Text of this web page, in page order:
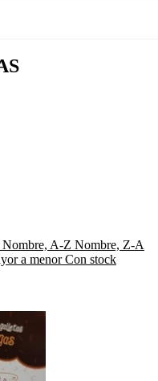
Nombre, A-Z Nombre, Z-A
a menorCon stock